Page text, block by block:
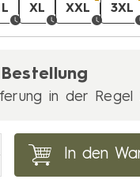
L XL XXL 3XL
in der Regel
In den